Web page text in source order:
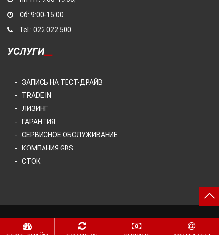
Сб: 9:00-15:00
Tel.: 022 022 500
УСЛУГИ
ЗАПИСЬ НА ТЕСТ-ДРАЙВ
TRADE IN
ЛИЗИНГ
ГАРАНТИЯ
СЕРВИСНОЕ ОБСЛУЖИВАНИЕ
КОМПАНИЯ GBS
СТОК
Great Wall Motors Moldova © 2020 "GBS" S.R.L. | All Rights